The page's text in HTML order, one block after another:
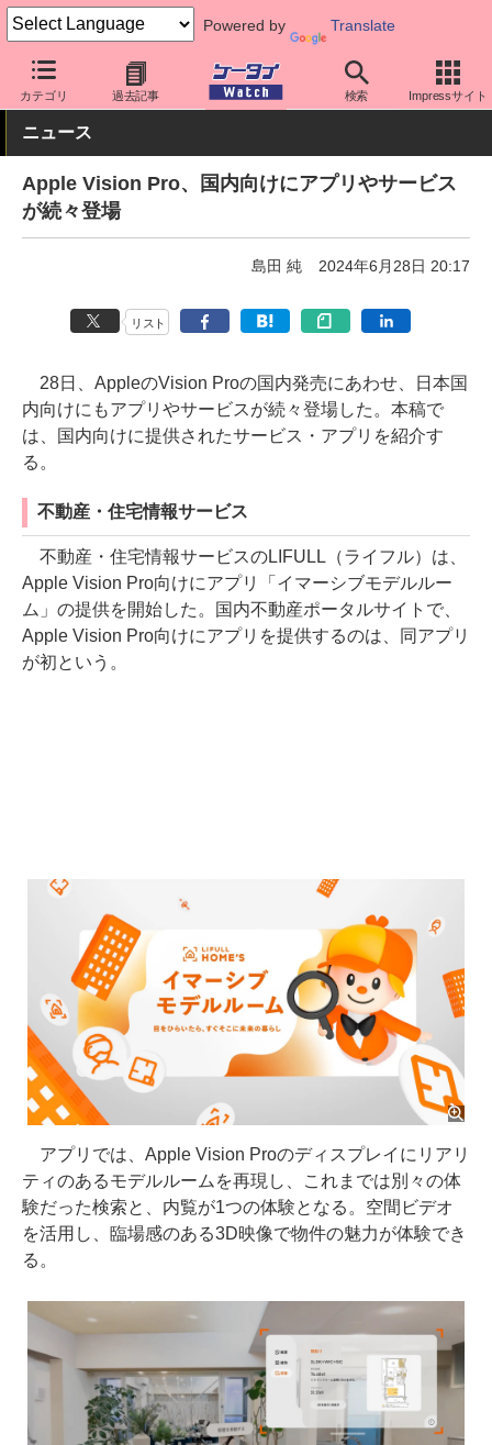
Powered by Translate
カテゴリ 過去記事 検索 Impressサイト
ケータイ Watch OS iPhone (iOS) アクセサリー
ニュース
Apple Vision Pro、国内向けにアプリやサービス
が続々登場
島田 純 2024年6月28日 20:17
リスト
28日、AppleのVision Proの国内発売にあわせ、日本国
内向けにもアプリやサービスが続々登場した。本稿で
は、国内向けに提供されたサービス・アプリを紹介す
る。
不動産・住宅情報サービス
不動産・住宅情報サービスのLIFULL（ライフル）は、
Apple Vision Pro向けにアプリ「イマーシブモデルルー
ム」の提供を開始した。国内不動産ポータルサイトで、
Apple Vision Pro向けにアプリを提供するのは、同アプリ
が初という。
アプリでは、Apple Vision Proのディスプレイにリアリ
ティのあるモデルルームを再現し、これまでは別々の体
験だった検索と、内覧が1つの体験となる。空間ビデオ
を活用し、臨場感のある3D映像で物件の魅力が体験でき
る。